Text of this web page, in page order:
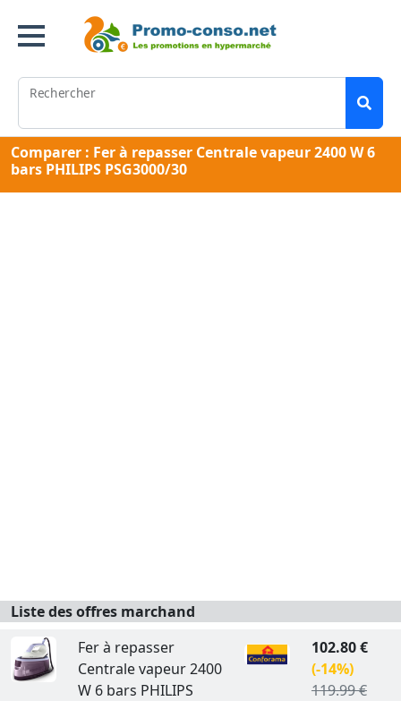
Rechercher
Comparer : Fer à repasser Centrale vapeur 2400 W 6
bars PHILIPS PSG3000/30
Liste des offres marchand
Fer à repasser
Centrale vapeur 2400
W 6 bars PHILIPS
102.80 €
(-14%)
119.99 €